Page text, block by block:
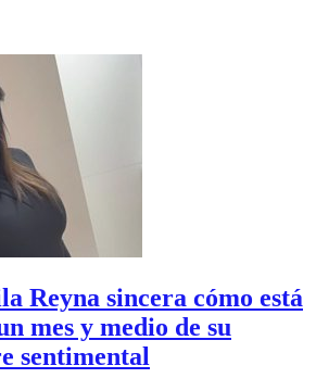
Reyna sincera cómo está
mes y medio de su
sentimental